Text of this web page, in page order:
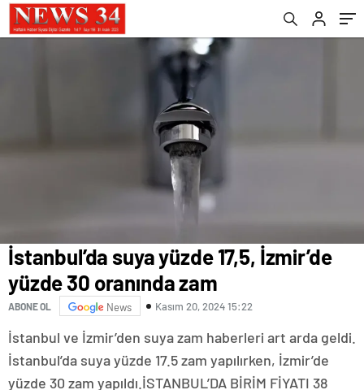
İstanbul’da suya yüzde 17,5, İzmir’de
yüzde 30 oranında zam
ABONE OL News Kasım 20, 2024 15:22
İstanbul ve İzmir’den suya zam haberleri art arda geldi.
İstanbul’da suya yüzde 17.5 zam yapılırken, İzmir’de
yüzde 30 zam yapıldı.İSTANBUL’DA BİRİM FİYATI 38